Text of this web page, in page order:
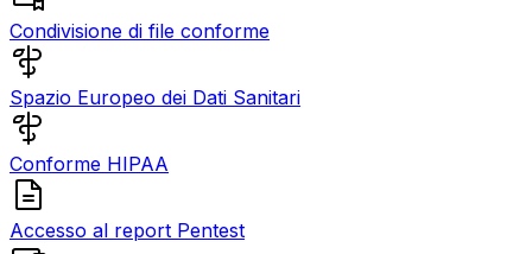
Condivisione di file conforme
Spazio Europeo dei Dati Sanitari
Conforme HIPAA
Accesso al report Pentest